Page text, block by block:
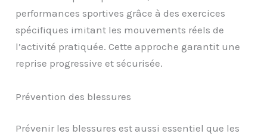
performances sportives grâce à des exercices
spécifiques imitant les mouvements réels de
l’activité pratiquée. Cette approche garantit une
reprise progressive et sécurisée.
Prévention des blessures
Prévenir les blessures est aussi essentiel que les